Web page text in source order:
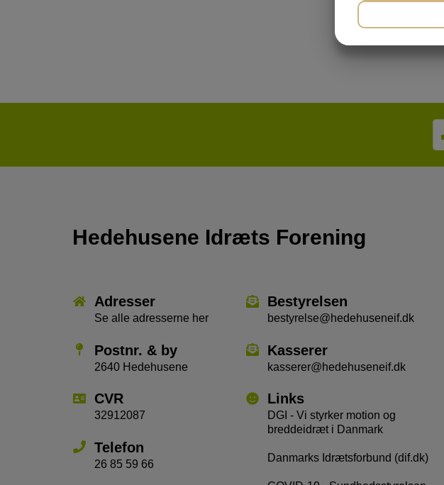
Hedehusene Idræts Forening
Adresser
Se alle adresserne her
Postnr. & by
2640 Hedehusene
CVR
32912087
Telefon
26 85 59 66
Bestyrelsen
bestyrelse@hedehuseneif.dk
Kasserer
kasserer@hedehuseneif.dk
Links
DGI - Vi styrker motion og
breddeidræt i Danmark
Danmarks Idrætsforbund (dif.dk)